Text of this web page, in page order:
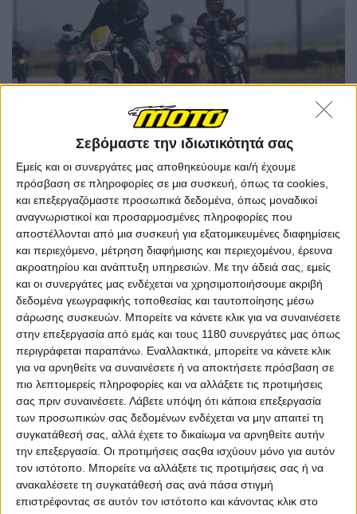
Σεβόμαστε την ιδιωτικότητά σας
Εμείς και οι συνεργάτες μας αποθηκεύουμε και/ή έχουμε
πρόσβαση σε πληροφορίες σε μια συσκευή, όπως τα cookies,
και επεξεργαζόμαστε προσωπικά δεδομένα, όπως μοναδικοί
αναγνωριστικοί και προσαρμοσμένες πληροφορίες που
αποστέλλονται από μια συσκευή για εξατομικευμένες διαφημίσεις
και περιεχόμενο, μέτρηση διαφήμισης και περιεχομένου, έρευνα
ακροατηρίου και ανάπτυξη υπηρεσιών. Με την άδειά σας, εμείς
και οι συνεργάτες μας ενδέχεται να χρησιμοποιήσουμε ακριβή
δεδομένα γεωγραφικής τοποθεσίας και ταυτοποίησης μέσω
σάρωσης συσκευών. Μπορείτε να κάνετε κλικ για να συναινέσετε
στην επεξεργασία από εμάς και τους 1180 συνεργάτες μας όπως
περιγράφεται παραπάνω. Εναλλακτικά, μπορείτε να κάνετε κλικ
για να αρνηθείτε να συναινέσετε ή να αποκτήσετε πρόσβαση σε
πιο λεπτομερείς πληροφορίες και να αλλάξετε τις προτιμήσεις
σας πριν συναινέσετε. Λάβετε υπόψη ότι κάποια επεξεργασία
των προσωπικών σας δεδομένων ενδέχεται να μην απαιτεί τη
συγκατάθεσή σας, αλλά έχετε το δικαίωμα να αρνηθείτε αυτήν
την επεξεργασία. Οι προτιμήσεις σαςθα ισχύουν μόνο για αυτόν
τον ιστότοπο. Μπορείτε να αλλάξετε τις προτιμήσεις σας ή να
ανακαλέσετε τη συγκατάθεσή σας ανά πάσα στιγμή
επιστρέφοντας σε αυτόν τον ιστότοπο και κάνοντας κλικ στο
Όταν βλέπεις οικογένειες ολόκληρες που συνδύασαν
την βόλτα τους για το μεράκι του μπαμπά –ή και της
μαμάς καμιά φορά-να οδηγήσει όσες περισσότερες
μοτοσυκλέτες μπορεί , δεν γίνεται να μην περνάει σε
δεύτερη μοίρα η κούραση από το στήσιμο όλης της
διοργάνωσης και η αγωνία για το αν θα πάνε όλα καλά.
Και τελικά όλα πήγαν καλά, χάρη και στους ίδιους
τους συμμετέχοντες. Το MOTO Test Ride Event, πέρα
απ' όλα τα άλλα, εμπλουτίζει την μοτοσυκλετιστική
κουλτούρα όλων μας. Κάθε χρονιά, οι συμμετέχοντες,
οι επισκέπτες, αλλά κι εμείς οι ίδιοι, είμαστε πιο
εκπαιδευμένοι, πιο συνειδητοποιημένοι και πιο
ουσιαστικοί. Όλοι πλέον συνειδητοποιούν ότι είναι
ένα event όπου οι μοτοσυκλέτες διαλέγουν τους
αναβάτες τους κι όχι το αντίστροφο. Το αποτέλεσμα
είναι να απολαμβάνουμε όλοι τα δρώμενα πολύ
περισσότερο. Αυτή είναι τουλάχιστον και η αίσθηση
που μας άφησε η άμεση επαφή με όλους εσάς, η
μεγαλύτερη και η πιο ανεκτίμητη αξία του event. Γιατί